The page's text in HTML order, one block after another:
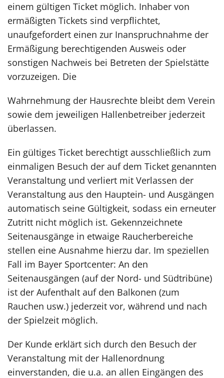
einem gültigen Ticket möglich. Inhaber von
ermäßigten Tickets sind verpflichtet,
unaufgefordert einen zur Inanspruchnahme der
Ermäßigung berechtigenden Ausweis oder
sonstigen Nachweis bei Betreten der Spielstätte
vorzuzeigen. Die
Wahrnehmung der Hausrechte bleibt dem Verein
sowie dem jeweiligen Hallenbetreiber jederzeit
überlassen.
Ein gültiges Ticket berechtigt ausschließlich zum
einmaligen Besuch der auf dem Ticket genannten
Veranstaltung und verliert mit Verlassen der
Veranstaltung aus den Hauptein- und Ausgängen
automatisch seine Gültigkeit, sodass ein erneuter
Zutritt nicht möglich ist. Gekennzeichnete
Seitenausgänge in etwaige Raucherbereiche
stellen eine Ausnahme hierzu dar. Im speziellen
Fall im Bayer Sportcenter: An den
Seitenausgängen (auf der Nord- und Südtribüne)
ist der Aufenthalt auf den Balkonen (zum
Rauchen usw.) jederzeit vor, während und nach
der Spielzeit möglich.
Der Kunde erklärt sich durch den Besuch der
Veranstaltung mit der Hallenordnung
einverstanden, die u.a. an allen Eingängen des